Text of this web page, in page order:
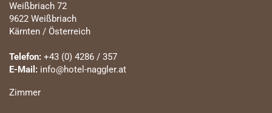
Weißbriach 72
9622 Weißbriach
Kärnten / Österreich
Telefon: +43 (0) 4286 / 357
E-Mail: info@hotel-naggler.at
Zimmer